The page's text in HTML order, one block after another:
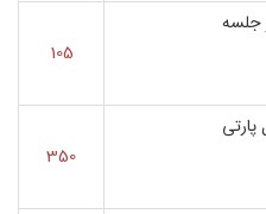
جلسه
105
350